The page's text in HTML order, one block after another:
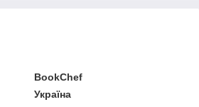
BookChef
Україна